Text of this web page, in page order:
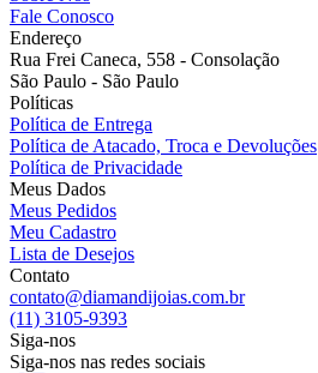
Fale Conosco
Endereço
Rua Frei Caneca, 558 - Consolação
São Paulo - São Paulo
Políticas
Política de Entrega
Política de Atacado, Troca e Devoluções
Política de Privacidade
Meus Dados
Meus Pedidos
Meu Cadastro
Lista de Desejos
Contato
contato@diamandijoias.com.br
(11) 3105-9393
Siga-nos
Siga-nos nas redes sociais